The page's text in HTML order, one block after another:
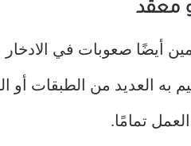
معقد
العديد من الطبقات أو
تمامًا.